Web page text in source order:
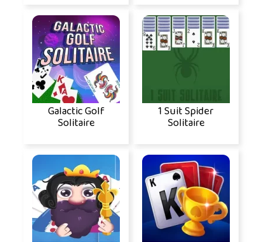
Galactic Golf
Solitaire
1 Suit Spider
Solitaire